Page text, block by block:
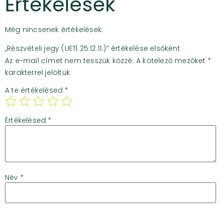
Még nincsenek értékelések.
„Részvételi jegy (UET| 25.12.11.)” értékelése elsőként
Az e-mail címet nem tesszük közzé. A kötelező mezőket *
karakterrel jelöltük
A te értékelésed *
Értékelésed *
Név *